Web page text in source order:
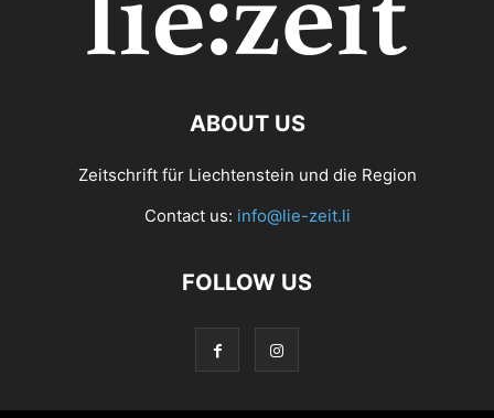
ABOUT US
Zeitschrift für Liechtenstein und die Region
Contact us: info@lie-zeit.li
FOLLOW US